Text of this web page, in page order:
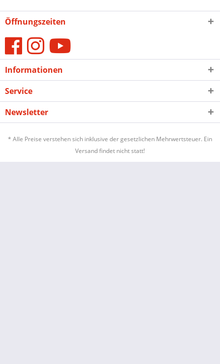
Öffnungszeiten
Informationen
Service
Newsletter
* Alle Preise verstehen sich inklusive der gesetzlichen Mehrwertsteuer. Ein
Versand findet nicht statt!